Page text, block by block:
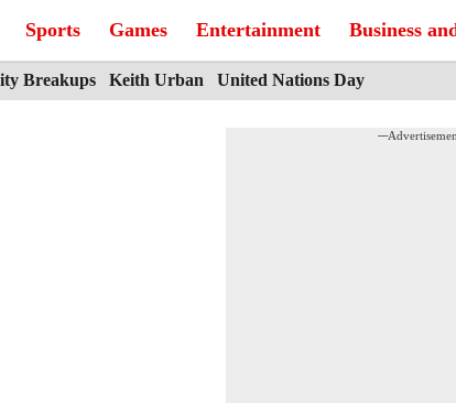
Sports Games Entertainment Business
Breakups Keith Urban United Nations Day
---